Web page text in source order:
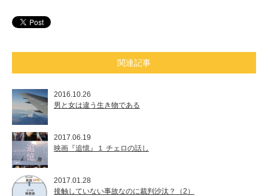
関連記事
2016.10.26
男と女は違う生き物である
2017.06.19
映画『追憶』１ チェロの話し
2017.01.28
接触していない事故なのに裁判沙汰？（2）